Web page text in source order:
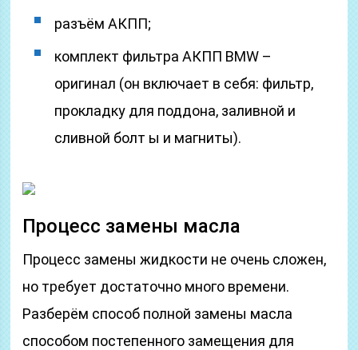
разъём АКПП;
комплект фильтра АКПП BMW –
оригинал (он включает в себя: фильтр,
прокладку для поддона, заливной и
сливной болт ы и магниты).
Процесс замены масла
Процесс замены жидкости не очень сложен,
но требует достаточно много времени.
Разберём способ полной замены масла
способом постепенного замещения для